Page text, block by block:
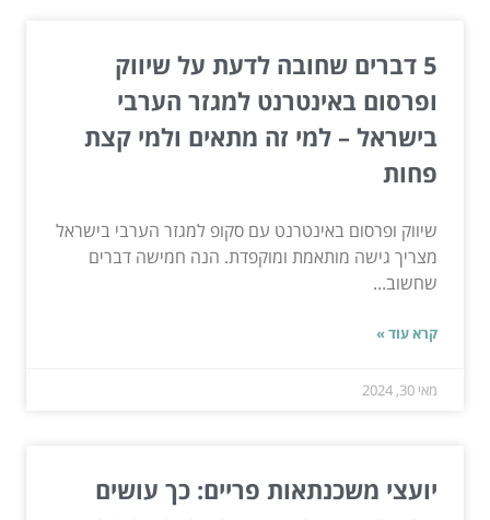
5 דברים שחובה לדעת על שיווק
ופרסום באינטרנט למגזר הערבי
בישראל – למי זה מתאים ולמי קצת
פחות
שיווק ופרסום באינטרנט עם סקופ למגזר הערבי בישראל
מצריך גישה מותאמת ומוקפדת. הנה חמישה דברים
שחשוב...
קרא עוד »
מאי 30, 2024
יועצי משכנתאות פריים: כך עושים